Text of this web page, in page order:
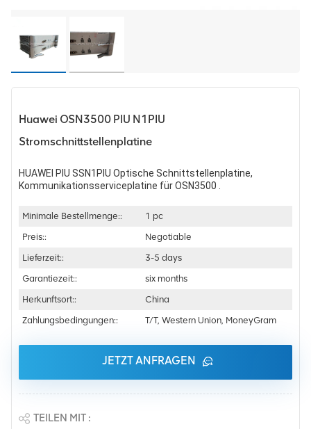
Huawei OSN3500 PIU N1PIU
Stromschnittstellenplatine
HUAWEI PIU SSN1PIU Optische Schnittstellenplatine,
Kommunikationsserviceplatine für OSN3500
Minimale Bestellmenge::
1 pc
Preis::
Negotiable
Lieferzeit::
3-5 days
Garantiezeit::
six months
Herkunftsort::
China
Zahlungsbedingungen::
T/T, Western Union, MoneyGram
JETZT ANFRAGEN
TEILEN MIT :